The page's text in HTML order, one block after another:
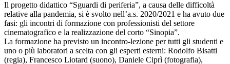
Il progetto didattico “Sguardi di periferia”, a causa delle difficoltà
relative alla pandemia, si è svolto nell’a.s. 2020/2021 e ha avuto due
fasi: gli incontri di formazione con professionisti del settore
cinematografico e la realizzazione del corto “Sinopia”.
La formazione ha previsto un incontro-lezione per tutti gli studenti e
uno o più laboratori a scelta con gli esperti esterni: Rodolfo Bisatti
(regia), Francesco Liotard (suono), Daniele Ciprì (fotografia),